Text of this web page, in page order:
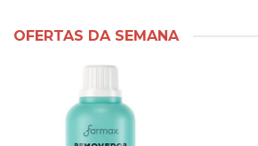
OFERTAS DA SEMANA